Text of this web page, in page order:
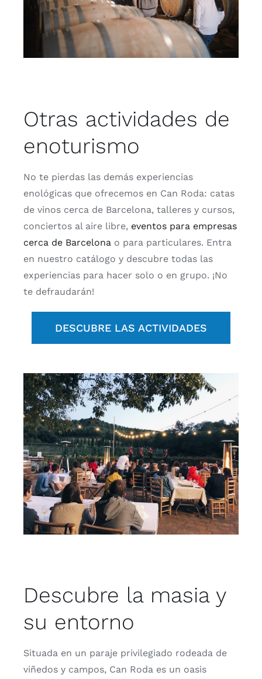
Otras actividades de
enoturismo
No te pierdas las demás experiencias
enológicas que ofrecemos en Can Roda: catas
de vinos cerca de Barcelona, talleres y cursos,
conciertos al aire libre, eventos para empresas
cerca de Barcelona o para particulares. Entra
en nuestro catálogo y descubre todas las
experiencias para hacer solo o en grupo. ¡No
te defraudarán!
DESCUBRE LAS ACTIVIDADES
Descubre la masia y
su entorno
Situada en un paraje privilegiado rodeada de
viñedos y campos, Can Roda es un oasis